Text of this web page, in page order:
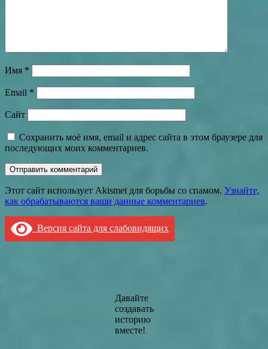
Имя *
Email *
Сайт
Сохранить моё имя, email и адрес сайта в этом браузере для
последующих моих комментариев.
Этот сайт использует Akismet для борьбы со спамом. Узнайте,
как обрабатываются ваши данные комментариев.
Версия сайта для слабовидящих
Давайте
создавать
историю
вместе!